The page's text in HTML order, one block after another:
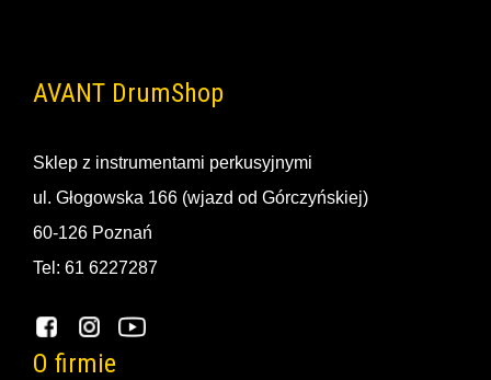
AVANT DrumShop
Sklep z instrumentami perkusyjnymi
ul. Głogowska 166 (wjazd od Górczyńskiej)
60-126 Poznań
Tel: 61 6227287
O firmie